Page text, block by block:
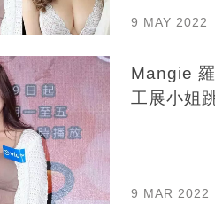
9 MAY 2022
Mangie
工展小姐
9 MAR 2022